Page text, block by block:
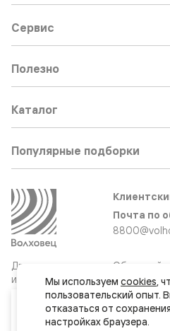
Ваш
Ростов-
Двери
и интерьерные
решения
Сервис
Полезно
Каталог
Популярные подборки
Почта по
Обратный
Мы используем cookies,
пользовательский опыт.
отказаться от